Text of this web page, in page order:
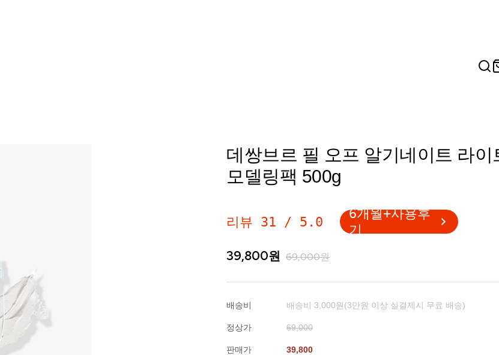
데쌍브르 필 오프 알기네이트 라이
모델링팩 500g
리뷰 31 / 5.0
6개월+사용후
기
39,800원 69,000원
배송비 배송비 3,000원(3만원 이상 실결제시 무료 배송)
정상가 69,000
판매가 39,800